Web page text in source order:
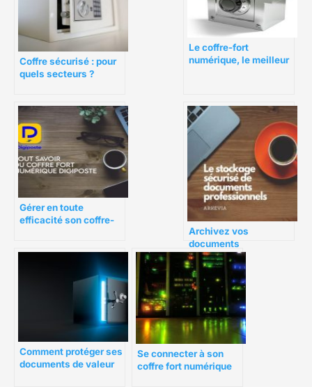
Coffre sécurisé : pour
quels secteurs ?
Le coffre-fort
numérique, le meilleur
Gérer en toute
efficacité son coffre-
Archivez vos
documents
professionnels avec
Arkevia
Comment protéger ses
documents de valeur
Se connecter à son
coffre fort numérique